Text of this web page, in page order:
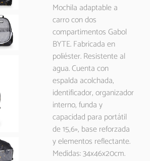
Mochila adaptable a
carro con dos
compartimentos Gabol
BYTE. Fabricada en
poliéster. Resistente al
agua. Cuenta con
espalda acolchada,
identificador, organizador
interno, funda y
capacidad para portátil
de 15,6», base reforzada
y elementos reflectante.
Medidas: 34x46x20cm.